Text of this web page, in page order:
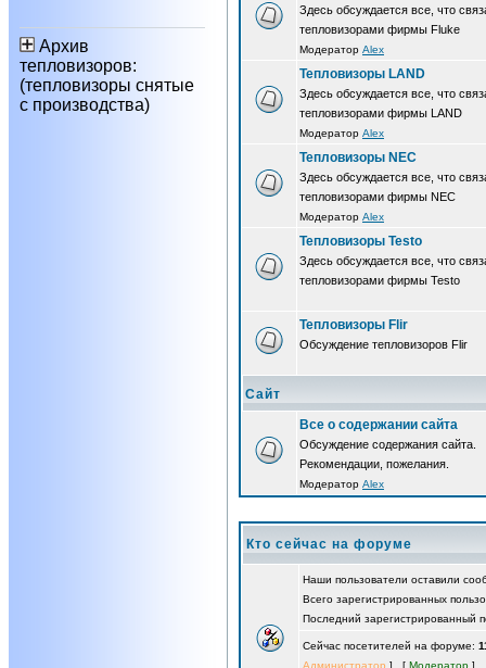
Архив
тепловизоров:
(тепловизоры снятые
с производства)
Здесь обсуждается все, что
тепловизорами фирмы Fluke
Модератор Alex
Тепловизоры LAND
Здесь обсуждается все, что
тепловизорами фирмы LAND
Модератор Alex
Тепловизоры NEC
Здесь обсуждается все, что
тепловизорами фирмы NEC
Модератор Alex
Тепловизоры Testo
Здесь обсуждается все, что
тепловизорами фирмы Testo
Тепловизоры Flir
Обсуждение тепловизоров Flir
Сайт
Все о содержании сайта
Обсуждение содержания сайта.
Рекомендации, пожелания.
Модератор Alex
Кто сейчас на форуме
Наши пользователи оставили
Всего зарегистрированных
Последний зарегистрированный
Сейчас посетителей на форуме: